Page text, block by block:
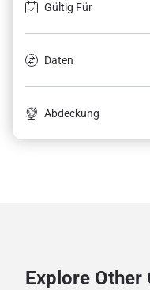
Gültig Für
Daten
Abdeckung
Explore Other